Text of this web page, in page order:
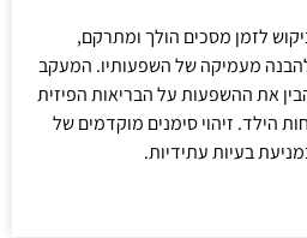
לזמן מסכים הולך ומתרקם,
מעמיקה של השפעותיו. המעקב
את ההשפעות על הבריאות הפיזית
הילד. זיהוי סימנים מוקדמים של
בעיות עתידיות.